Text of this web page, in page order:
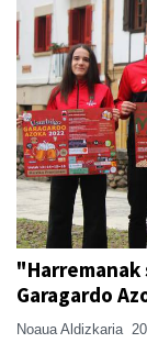
Garagardo
Noaua Aldizkaria